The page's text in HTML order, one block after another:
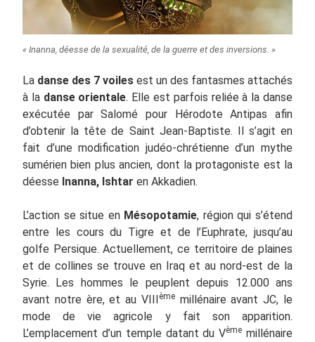
« Inanna, déesse de la sexualité, de la guerre et des inversions. »
La danse des 7 voiles est un des fantasmes attachés
à la danse orientale. Elle est parfois reliée à la danse
exécutée par Salomé pour Hérodote Antipas afin
d’obtenir la tête de Saint Jean-Baptiste. Il s’agit en
fait d’une modification judéo-chrétienne d’un mythe
sumérien bien plus ancien, dont la protagoniste est la
déesse Inanna, Ishtar en Akkadien.
L’action se situe en Mésopotamie, région qui s’étend
entre les cours du Tigre et de l’Euphrate, jusqu’au
golfe Persique. Actuellement, ce territoire de plaines
et de collines se trouve en Iraq et au nord-est de la
Syrie. Les hommes le peuplent depuis 12.000 ans
avant notre ère, et au VIIIèmemillénaire avant JC, le
mode de vie agricole y fait son apparition.
L’emplacement d’un temple datant du Vème millénaire